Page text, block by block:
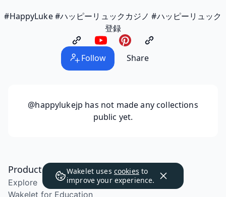
#HappyLuke #ハッピーリュックカジノ #ハッピーリュック
登録
Follow Share
@happylukejp has not made any collections
public yet.
Wakelet uses cookies to
improve your experience.
Product
Explore
Wakelet for Education